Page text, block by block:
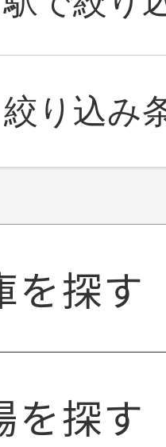
絞り込み
を探す
を探す